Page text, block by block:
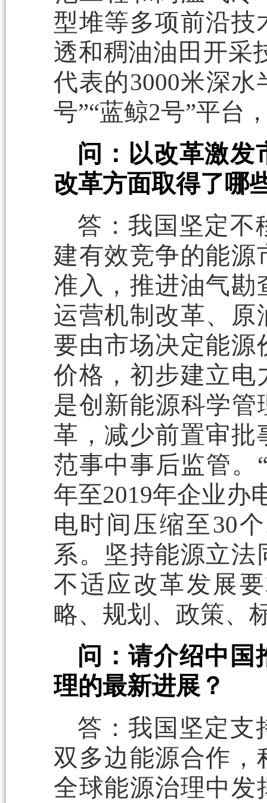
型堆等多项前沿技
透和稠油油田开采
代表的3000米深
号”“蓝鲸2号”平台
问：以改革激发
改革方面取得了哪
答：我国坚定不
建有效竞争的能源
准入，推进油气勘
运营机制改革、原
要由市场决定能源
价格，初步建立电
是创新能源科学管
革，减少前置审批
范事中事后监管。
年至2019年企业办
电时间压缩至30
系。坚持能源立
不适应改革发展
略、规划、政策、
问：请介绍中国
理的最新进展？
答：我国坚定支
双多边能源合作，
全球能源治理中发